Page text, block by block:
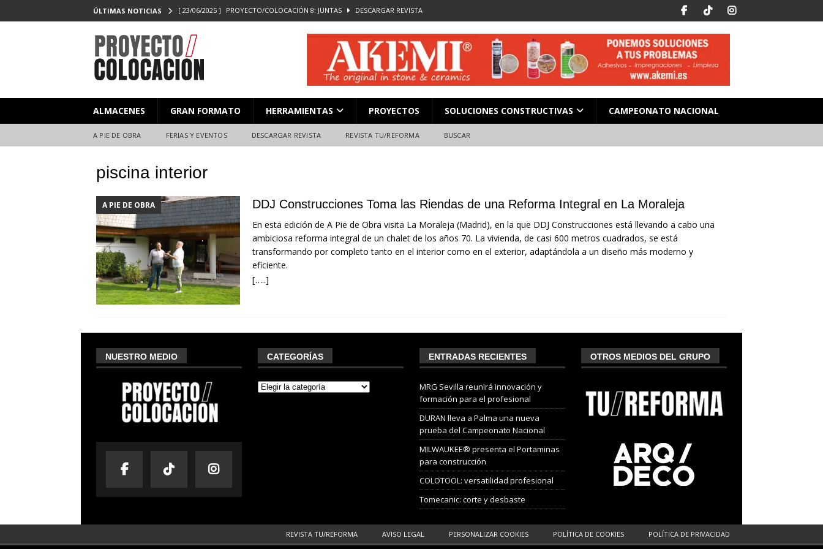
ÚLTIMAS NOTICIAS [ 23/06/2025 ] PROYECTO/COLOCACIÓN 8: JUNTAS DESCARGAR REVISTA
Y EVENTOS
[ 08/07/2026 ] Nuevas citas para el profesional de la construcción CAMPEONATO NACIONAL
el Campeonato de Colocación ALMACENES
[ 27/02/2026 ] PROYECTO/COLOCACIÓN 13: CORTE DE GRAN FORMATO DESCARGAR REVISTA
ALMACENES GRAN FORMATO HERRAMIENTAS PROYECTOS SOLUCIONES CONSTRUCTIVAS CAMPEONATO NACIONAL
A PIE DE OBRA FERIAS Y EVENTOS DESCARGAR REVISTA REVISTA TU/REFORMA BUSCAR
piscina interior
A PIE DE OBRA DDJ Construcciones Toma las Riendas de una Reforma Integral en La Moraleja
En esta edición de A Pie de Obra visita La Moraleja (Madrid), en la que DDJ Construcciones está llevando a cabo una
ambiciosa reforma integral de un chalet de los años 70. La vivienda, de casi 600 metros cuadrados, se está
transformando por completo tanto en el interior como en el exterior, adaptándola a un diseño más moderno y
eficiente.
[…..]
NUESTRO MEDIO CATEGORÍAS ENTRADAS RECIENTES
MRG Sevilla reunirá innovación y
formación para el profesional
DURAN lleva a Palma una nueva
prueba del Campeonato Nacional
MILWAUKEE® presenta el Portaminas
para construcción
COLOTOOL: versatilidad profesional
Tomecanic: corte y desbaste
OTROS MEDIOS DEL GRUPO
REVISTA TU/REFORMA AVISO LEGAL PERSONALIZAR COOKIES POLÍTICA DE COOKIES POLÍTICA DE PRIVACIDAD